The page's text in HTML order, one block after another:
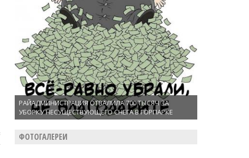
РАЙАДМИНИСТРАЦИЯ ОТВАЛИЛА 700 ТЫСЯЧ ЗА
УБОРКУ НЕСУЩЕСТВУЮЩЕГО СНЕГА В ГОРПАРКЕ
ФОТОГАЛЕРЕИ